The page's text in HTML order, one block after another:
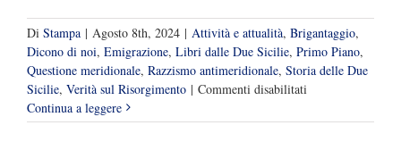
Di Stampa | Agosto 8th, 2024 | Attività e attualità, Brigantaggio,
Dicono di noi, Emigrazione, Libri dalle Due Sicilie, Primo Piano,
Questione meridionale, Razzismo antimeridionale, Storia delle Due
Sicilie, Verità sul Risorgimento | Commenti disabilitati
libri
Continua a leggere